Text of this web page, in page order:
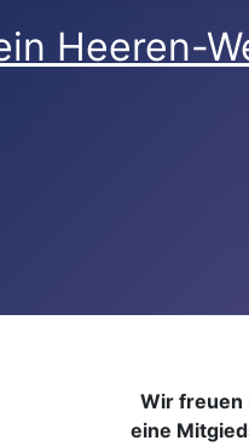
Wir freuen
eine